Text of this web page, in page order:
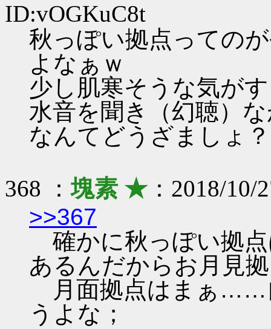
ID:vOGKuC8t
秋っぽい拠点っての
よなぁｗ
少し肌寒そうな気が
水音を聞き（幻聴）
なんてどうざましょ？
368 ：塊素 ★：2018/10/
>>367
確かに秋っぽい拠
あるんだからお月見
月面拠点はまぁ……
うよな；